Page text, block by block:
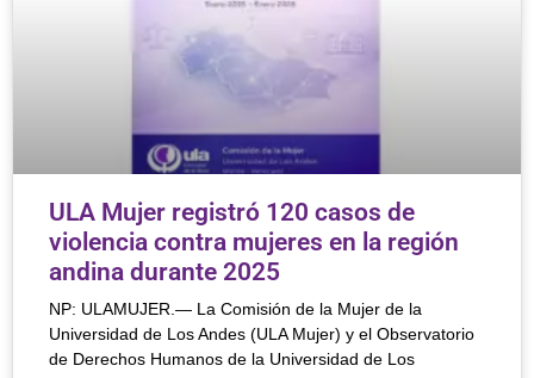
ULA Mujer registró 120 casos de
violencia contra mujeres en la región
andina durante 2025
NP: ULAMUJER.— La Comisión de la Mujer de la
Universidad de Los Andes (ULA Mujer) y el Observatorio
de Derechos Humanos de la Universidad de Los